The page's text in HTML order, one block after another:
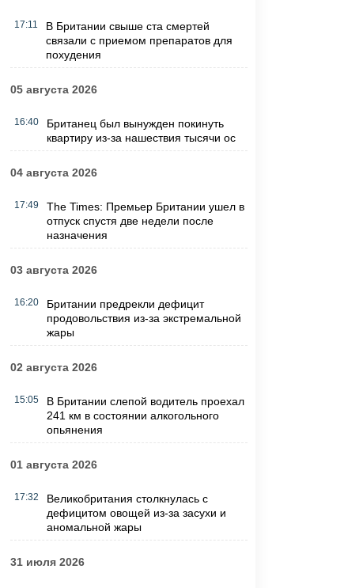
17:11
В Британии свыше ста смертей
связали с приемом препаратов для
похудения
05 августа 2026
16:40
Британец был вынужден покинуть
квартиру из-за нашествия тысячи ос
04 августа 2026
17:49
The Times: Премьер Британии ушел в
отпуск спустя две недели после
назначения
03 августа 2026
16:20
Британии предрекли дефицит
продовольствия из-за экстремальной
жары
02 августа 2026
15:05
В Британии слепой водитель проехал
241 км в состоянии алкогольного
опьянения
01 августа 2026
17:32
Великобритания столкнулась с
дефицитом овощей из-за засухи и
аномальной жары
31 июля 2026